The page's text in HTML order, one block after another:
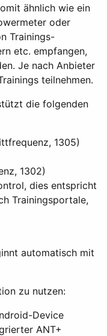
ähnlich wie ein
oder
Trainings-
etc. empfangen,
Je nach Anbieter
teilnehmen.
die folgenden
1305)
1302)
dies entspricht
Trainingsportale,
automatisch mit
zu nutzen:
Device
ANT+